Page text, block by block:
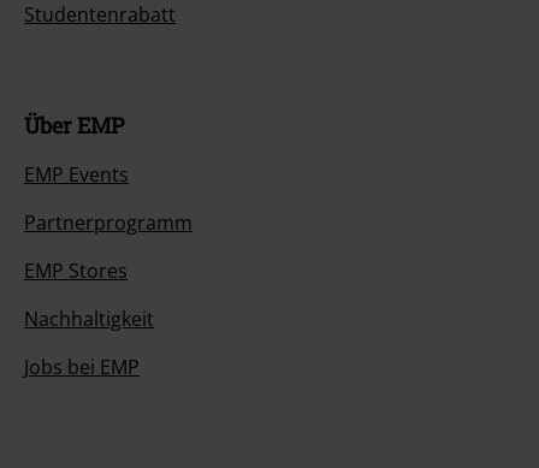
Studentenrabatt
Über EMP
EMP Events
Partnerprogramm
EMP Stores
Nachhaltigkeit
Jobs bei EMP